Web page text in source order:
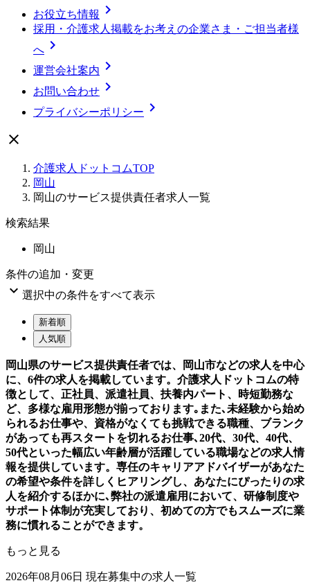
お役立ち情報 
採用・介護求人掲載をお考えの企業さま・ご担当者様
へ 
運営会社案内 
お問い合わせ 
プライバシーポリシー 

介護求人ドットコムTOP
岡山
岡山のサービス提供責任者求人一覧
検索結果
岡山
条件の追加・変更
 選択中の条件をすべて表示
新着順
人気順
岡山県のサービス提供責任者では、岡山市などの求人を中心
に、6件の求人を掲載しています。介護求人ドットコムの特
徴として、正社員、派遣社員、扶養内パート、時短勤務な
ど、多様な雇用形態が揃っております｡また､未経験から始め
られるお仕事や、資格がなくても挑戦できる職種、ブランク
があっても再スタートを切れるお仕事､20代、30代、40代、
50代といった幅広い年齢層が活躍している職場などの求人情
報を提供しています。専任のキャリアアドバイザーがあなた
の希望や条件を詳しくヒアリングし、あなたにぴったりの求
人を紹介するほかに､弊社の派遣雇用において、研修制度や
サポート体制が充実しており、初めての方でもスムーズに業
務に慣れることができます。
もっと見る
2026年08月06日 現在募集中の求人一覧